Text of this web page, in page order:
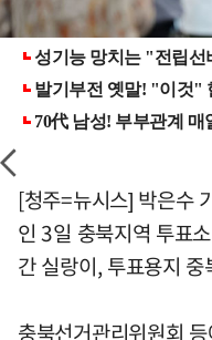
[청주=뉴시스] 박은수
인 3일 충북지역 투표
간 실랑이, 투표용지
충북선거관리위원회